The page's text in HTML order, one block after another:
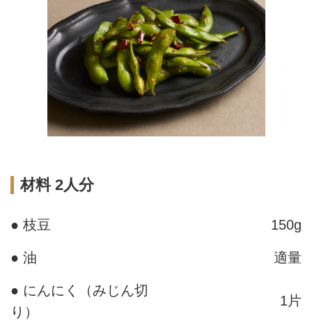
材料 2人分
● 枝豆 150g
● 油 適量
● にんにく（みじん切
り）
1片